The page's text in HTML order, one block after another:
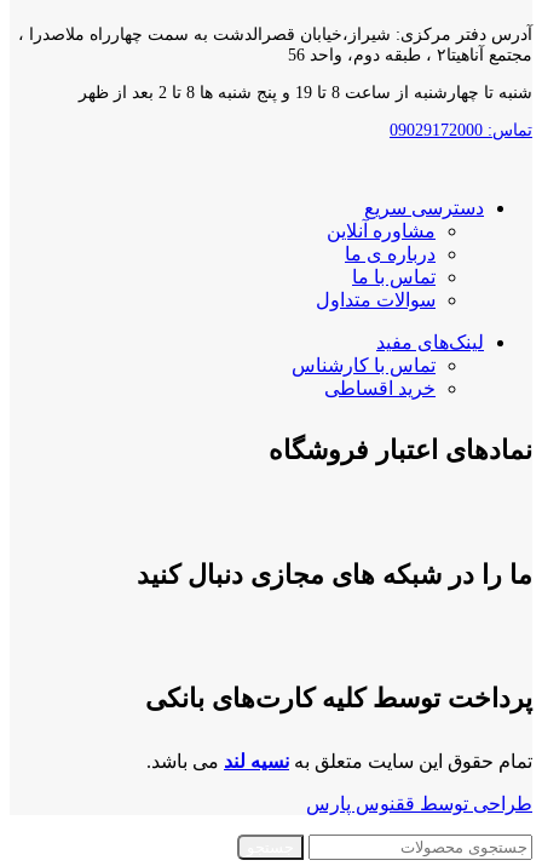
آدرس دفتر مرکزی: شیراز،خیابان قصرالدشت به سمت چهارراه ملاصدرا ،
مجتمع آناهیتا۲ ، طبقه دوم، واحد 56
شنبه تا چهارشنبه از ساعت 8 تا 19 و پنج شنبه ها 8 تا 2 بعد از ظهر
تماس: 09029172000
دسترسی سریع
مشاوره آنلاین
درباره ی ما
تماس با ما
سوالات متداول
لینک‌های مفید
تماس با کارشناس
خرید اقساطی
نمادهای اعتبار فروشگاه
ما را در شبکه های مجازی دنبال کنید
پرداخت توسط کلیه کارت‌های بانکی
تمام حقوق این سایت متعلق به نسیه لند می باشد.
طراحی توسط ققنوس پارس